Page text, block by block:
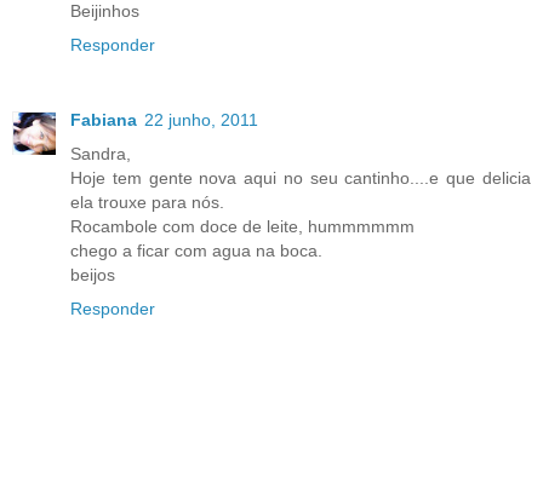
Beijinhos
Responder
Fabiana 22 junho, 2011
Sandra,
Hoje tem gente nova aqui no seu cantinho....e que delicia
ela trouxe para nós.
Rocambole com doce de leite, hummmmmm
chego a ficar com agua na boca.
beijos
Responder